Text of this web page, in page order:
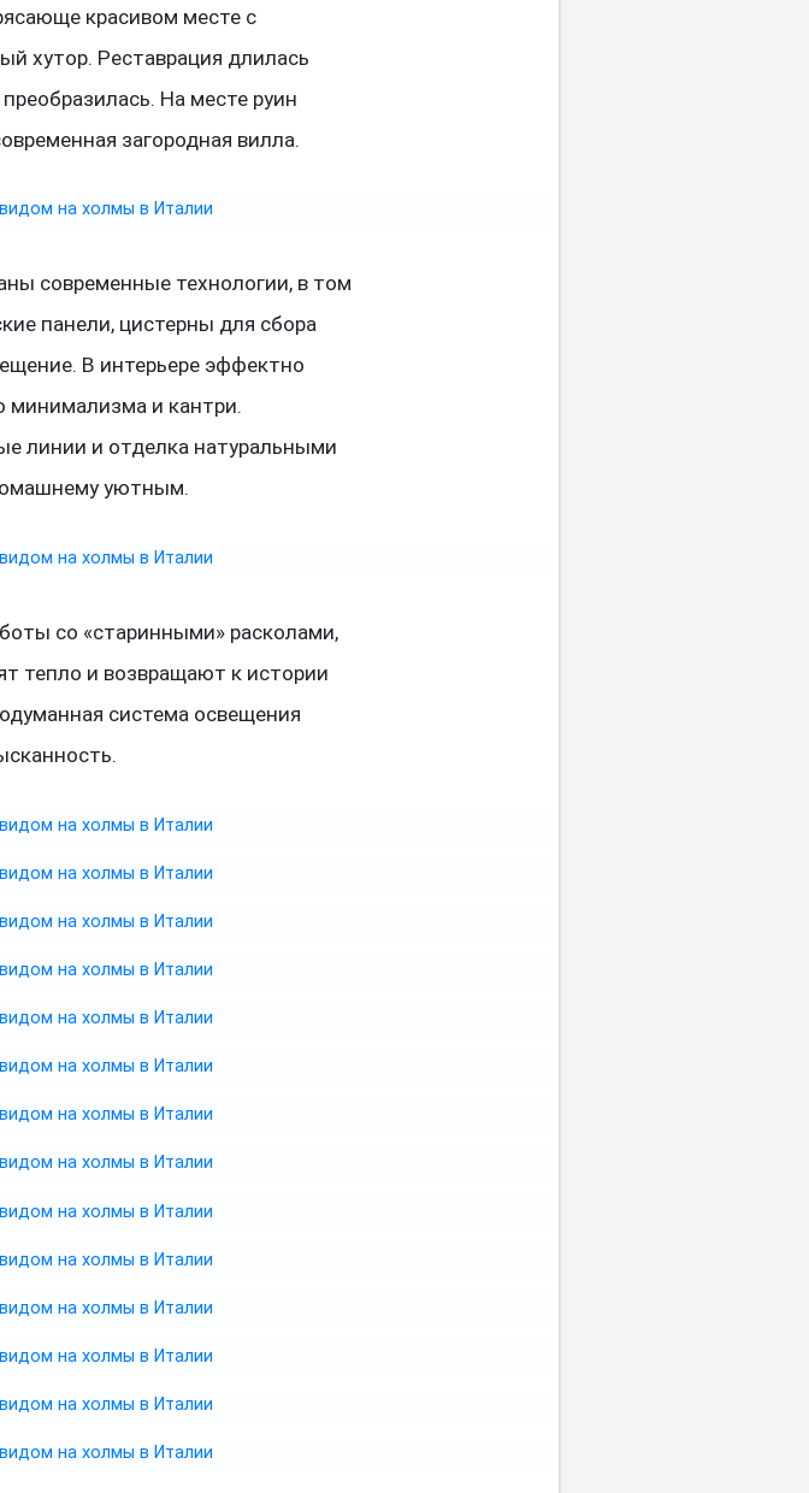
красивом месте с
хутор. Реставрация длилась
На месте руин
загородная вилла.
современные технологии, в том
панели, цистерны для сбора
В интерьере эффектно
минимализма и кантри.
линии и отделка натуральными
уютным.
со «старинными» расколами,
тепло и возвращают к истории
система освещения